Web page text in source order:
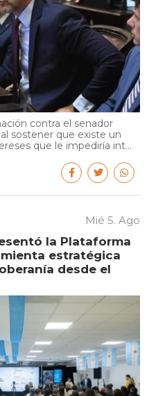
contra el senador
sostener que existe un
que le impediría int...
Mié 5. Ago
la Plataforma
estratégica
desde el